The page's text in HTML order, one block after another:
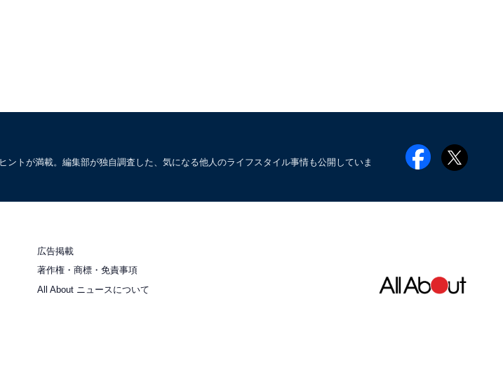
トが満載。編集部が独自調査した、気になる他人のライフスタイル事情も公開していま
広告掲載
著作権・商標・免責事項
All About ニュースについて